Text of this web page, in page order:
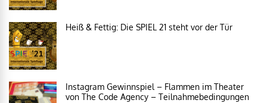
Heiß & Fettig: Die SPIEL 21 steht vor der Tür
Instagram Gewinnspiel – Flammen im Theater
von The Code Agency – Teilnahmebedingungen